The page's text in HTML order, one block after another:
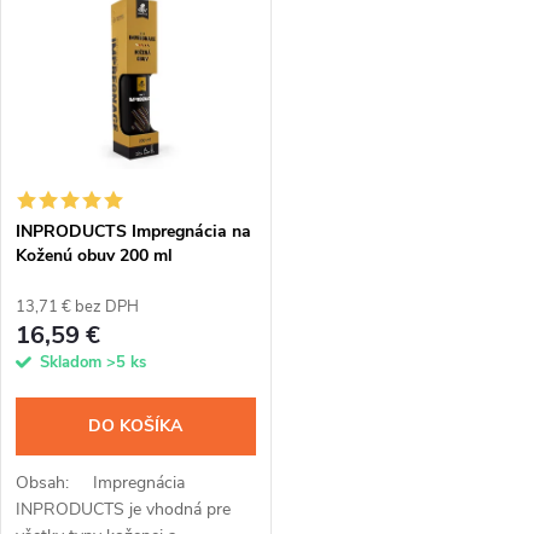
v
INPRODUCTS Impregnácia na
Koženú obuv 200 ml
13,71 € bez DPH
16,59 €
Skladom >5 ks
DO KOŠÍKA
Obsah: Impregnácia
INPRODUCTS je vhodná pre